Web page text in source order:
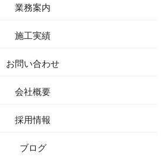
業務案内
施工実績
お問い合わせ
会社概要
採用情報
ブログ